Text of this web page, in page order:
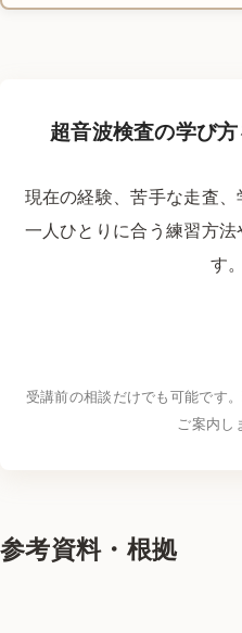
超音波検査の学び
現在の経験、苦手な走査、
一人ひとりに合う練習方
す。
受講前の相談だけでも可能です
ご案内し
参考資料・根拠